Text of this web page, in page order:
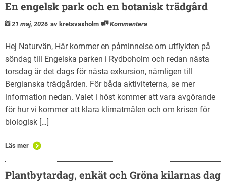
En engelsk park och en botanisk trädgård
21 maj, 2026 av kretsvaxholm Kommentera
Hej Naturvän, Här kommer en påminnelse om utflykten på
söndag till Engelska parken i Rydboholm och redan nästa
torsdag är det dags för nästa exkursion, nämligen till
Bergianska trädgården. För båda aktiviteterna, se mer
information nedan. Valet i höst kommer att vara avgörande
för hur vi kommer att klara klimatmålen och om krisen för
biologisk […]
Läs mer
Plantbytardag, enkät och Gröna kilarnas dag